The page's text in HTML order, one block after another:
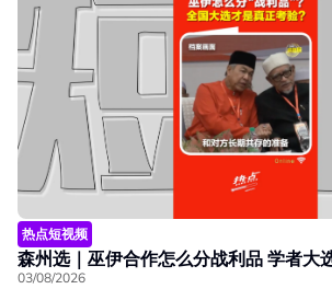
热点短视频
森州选｜巫伊合作怎么分战利品 学者大
03/08/2026